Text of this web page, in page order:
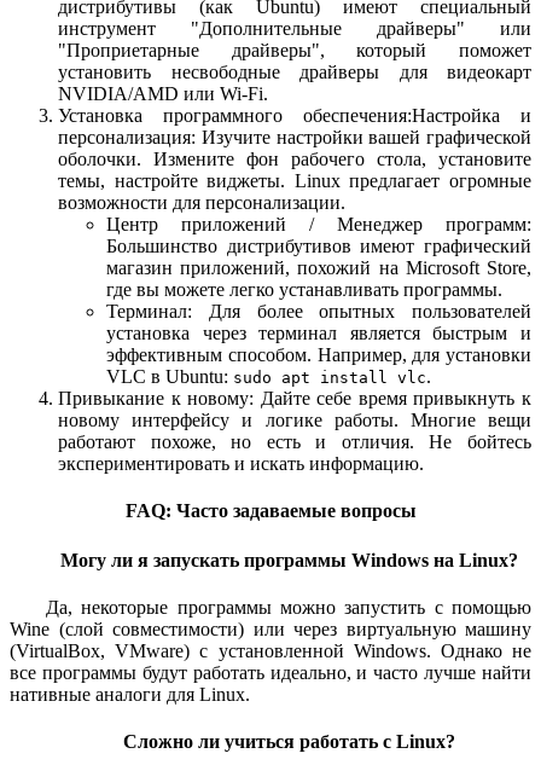
дистрибутивы (как Ubuntu) имеют специальный
инструмент "Дополнительные драйверы" или
"Проприетарные драйверы", который поможет
установить несвободные драйверы для видеокарт
NVIDIA/AMD или Wi-Fi.
Установка программного обеспечения:Настройка и
персонализация: Изучите настройки вашей графической
оболочки. Измените фон рабочего стола, установите
темы, настройте виджеты. Linux предлагает огромные
возможности для персонализации.
Центр приложений / Менеджер программ:
Большинство дистрибутивов имеют графический
магазин приложений, похожий на Microsoft Store,
где вы можете легко устанавливать программы.
Терминал: Для более опытных пользователей
установка через терминал является быстрым и
эффективным способом. Например, для установки
VLC в Ubuntu: sudo apt install vlc.
Привыкание к новому: Дайте себе время привыкнуть к
новому интерфейсу и логике работы. Многие вещи
работают похоже, но есть и отличия. Не бойтесь
экспериментировать и искать информацию.
FAQ: Часто задаваемые вопросы
Могу ли я запускать программы Windows на Linux?
Да, некоторые программы можно запустить с помощью
Wine (слой совместимости) или через виртуальную машину
(VirtualBox, VMware) с установленной Windows. Однако не
все программы будут работать идеально, и часто лучше найти
нативные аналоги для Linux.
Сложно ли учиться работать с Linux?